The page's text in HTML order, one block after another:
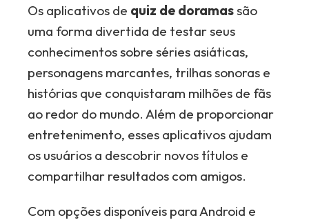
Os aplicativos de quiz de doramassão
uma forma divertida de testar seus
conhecimentos sobre séries asiáticas,
personagens marcantes, trilhas sonoras e
histórias que conquistaram milhões de fãs
ao redor do mundo. Além de proporcionar
entretenimento, esses aplicativos ajudam
os usuários a descobrir novos títulos e
compartilhar resultados com amigos.
Com opções disponíveis para Android e